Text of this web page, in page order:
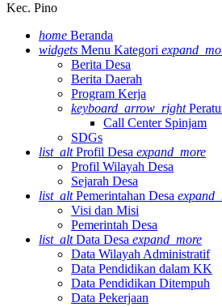
Kec. Pino
home Beranda
widgets Menu Kategori
Berita Desa
Berita Daerah
Program Kerja
keyboard_arrow_right
Call Center Spinjam
SDGs
list_alt Profil Desa expand_more
Profil Wilayah Desa
Sejarah Desa
list_alt Pemerintahan Desa
Visi dan Misi
Pemerintah Desa
list_alt Data Desa expand_more
Data Wilayah Administratif
Data Pendidikan dalam KK
Data Pendidikan Ditempuh
Data Pekerjaan